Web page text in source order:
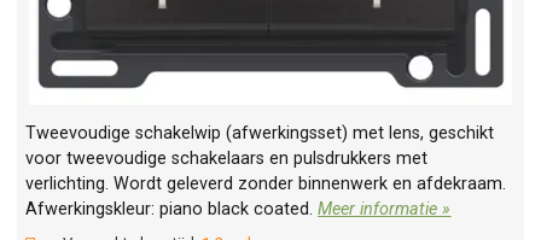
Tweevoudige schakelwip (afwerkingsset) met lens, geschikt
voor tweevoudige schakelaars en pulsdrukkers met
verlichting. Wordt geleverd zonder binnenwerk en afdekraam.
Afwerkingskleur: piano black coated.Meer informatie »